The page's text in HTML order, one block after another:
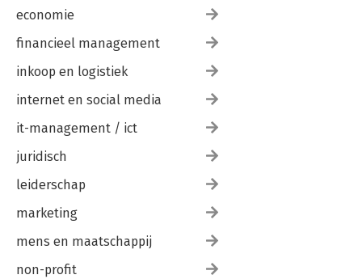
economie
financieel management
inkoop en logistiek
internet en social media
it-management / ict
juridisch
leiderschap
marketing
mens en maatschappij
non-profit